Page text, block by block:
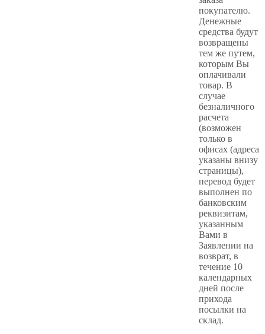
покупателю.
Денежные
средства будут
возвращены
тем же путем,
которым Вы
оплачивали
товар. В
случае
безналичного
расчета
(возможен
только в
офисах (адреса
указаны внизу
страницы),
перевод будет
выполнен по
банковским
реквизитам,
указанным
Вами в
Заявлении на
возврат, в
течение 10
календарных
дней после
прихода
посылки на
склад.